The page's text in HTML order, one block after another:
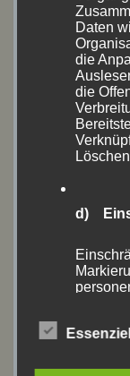
Juni 2021(3)
Mai 2021(4)
September
August 2020
Juni 2020
Mai 2020(1)
April 2020(1)
Oktober
September
Daten
die
die
d)
Essenziell